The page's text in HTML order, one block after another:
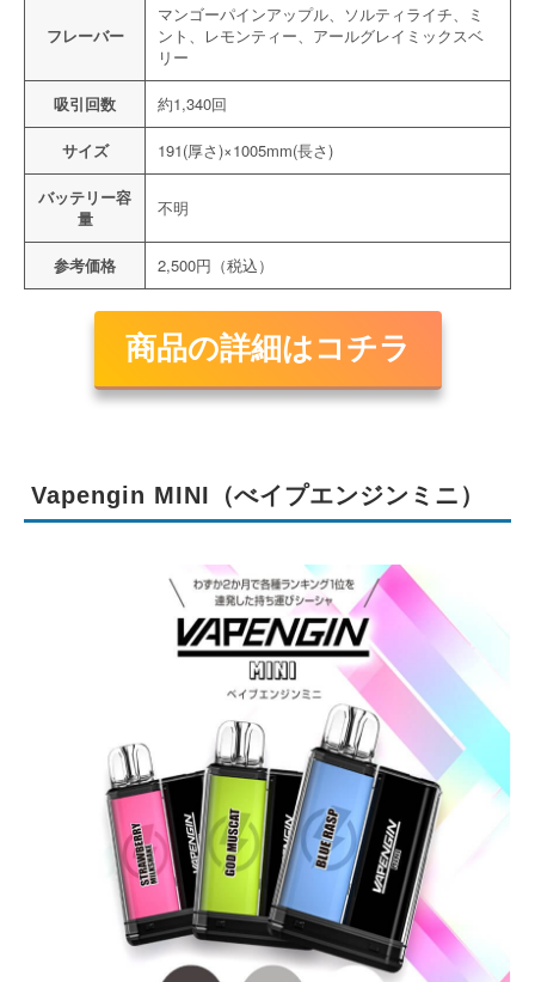
フレーバー
マンゴーパインアップル、ソルティライチ、ミ
ント、レモンティー、アールグレイミックスベ
リー
吸引回数 約1,340回
サイズ 191(厚さ)×1005mm(長さ)
バッテリー容
量
不明
参考価格 2,500円（税込）
商品の詳細はコチラ
Vapengin MINI（べイプエンジンミニ）